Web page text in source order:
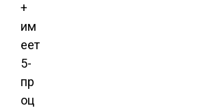
+
им
еет
5-
пр
оц